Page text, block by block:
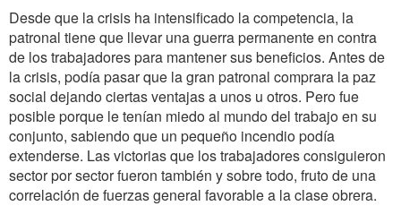
Desde que la crisis ha intensificado la competencia, la
patronal tiene que llevar una guerra permanente en contra
de los trabajadores para mantener sus beneficios. Antes de
la crisis, podía pasar que la gran patronal comprara la paz
social dejando ciertas ventajas a unos u otros. Pero fue
posible porque le tenían miedo al mundo del trabajo en su
conjunto, sabiendo que un pequeño incendio podía
extenderse. Las victorias que los trabajadores consiguieron
sector por sector fueron también y sobre todo, fruto de una
correlación de fuerzas general favorable a la clase obrera.